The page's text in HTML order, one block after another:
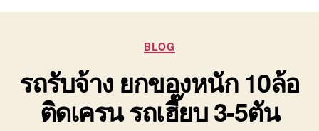
0818900005,
0800628488
Categories
BLOG
รถรับจ้าง ยกของหนัก 10ล้อ
ติดเครน รถเฮี๊ยบ 3-5ตัน